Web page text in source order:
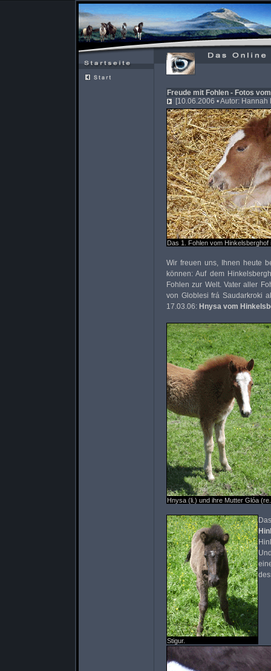
Freude mit Fohlen - Fotos
[10.06.2006 • Autor: Hannah
Das 1. Fohlen vom Hinkelsberghof
Wir freuen uns, Ihnen heute
können: Auf dem
Fohlen zur Welt. Vater aller
von Globlesi frá Saudarkroki
17.03.06: Hnysa vom
Hnysa (li.) und ihre Mutter Glóa
Stigur.